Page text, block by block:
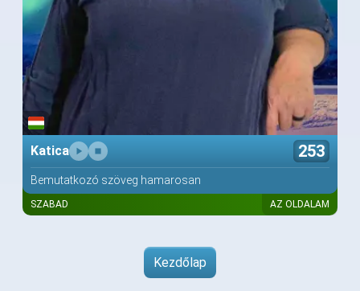
Katica 253
Bemutatkozó szöveg hamarosan
SZABAD AZ OLDALAM
Kezdőlap